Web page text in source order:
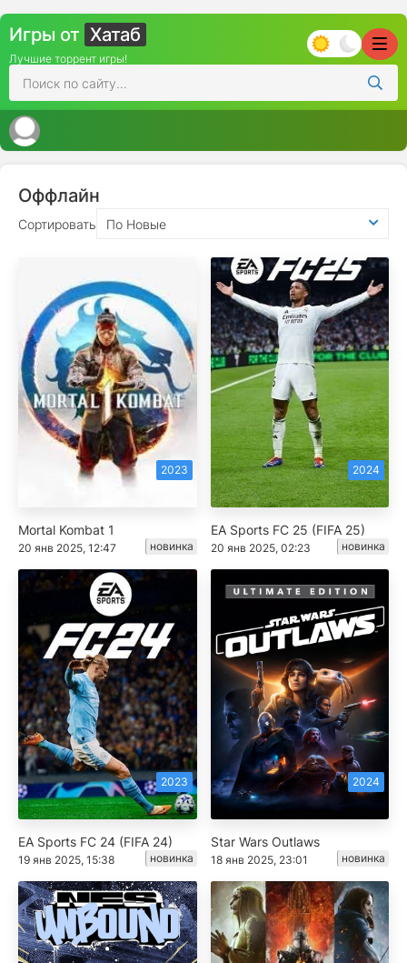
Игры от Хатаб
Лучшие торрент игры!
Оффлайн
Сортировать По Новые
2023
Mortal Kombat 1
20 янв 2025, 12:47 новинка
2024
EA Sports FC 25 (FIFA 25)
20 янв 2025, 02:23 новинка
2023
EA Sports FC 24 (FIFA 24)
19 янв 2025, 15:38 новинка
2024
Star Wars Outlaws
18 янв 2025, 23:01 новинка